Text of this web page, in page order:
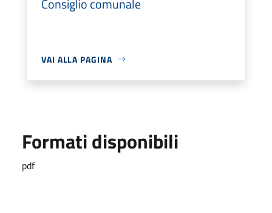
VAI ALLA PAGINA
Formati disponibili
pdf